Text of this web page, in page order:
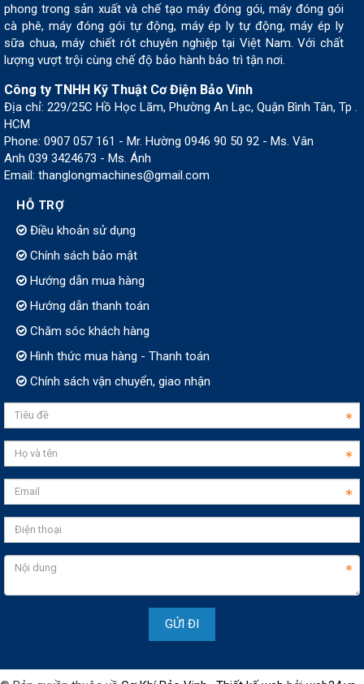
phong trong sản xuất và chế tạo máy đóng gói, máy đóng gói
cà phê, máy đóng gói tự động, máy ép ly tự động, máy ép ly
sữa chua, máy chiết rót chuyên nghiệp tại Việt Nam. Với chất
lượng vượt trội cùng chế độ bảo hành bảo trì tận nơi.
Công ty TNHH Kỹ Thuật Cơ Điện Bảo Vinh
Địa chỉ: 229/25C Hồ Học Lãm, Phường An Lạc, Quận Bình Tân, Tp .
HCM
Phone: 0907 057 161 - Mr. Hường 0946 90 50 92 - Ms. Vân
Anh 039 3424673 - Ms. Ánh
Email: thanglongmachines@gmail.com
HỖ TRỢ
Điều khoản sử dụng
Chính sách bảo mật
Hướng dẫn mua hàng
Hướng dẫn thanh toán
Chăm sóc khách hàng
Hình thức mua hàng - Thanh toán
Chính sách vận chuyển, giao nhận